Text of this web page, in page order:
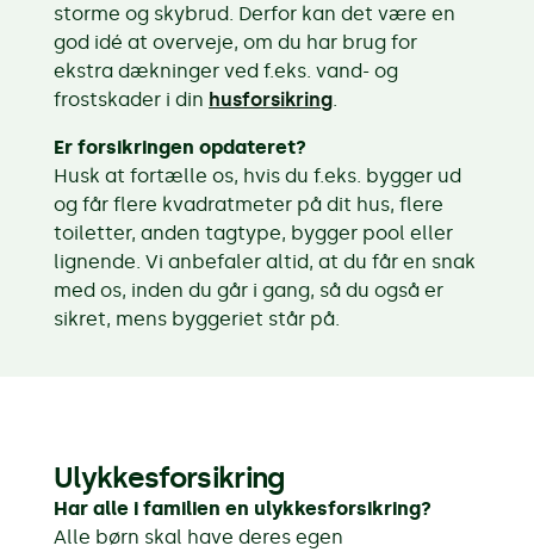
storme og skybrud. Derfor kan det være en
god idé at overveje, om du har brug for
ekstra dækninger ved f.eks. vand- og
frostskader i din husforsikring.
Er forsikringen opdateret?
Husk at fortælle os, hvis du f.eks. bygger ud
og får flere kvadratmeter på dit hus, flere
toiletter, anden tagtype, bygger pool eller
lignende. Vi anbefaler altid, at du får en snak
med os, inden du går i gang, så du også er
sikret, mens byggeriet står på.
Ulykkesforsikring
Har alle i familien en ulykkesforsikring?
Alle børn skal have deres egen